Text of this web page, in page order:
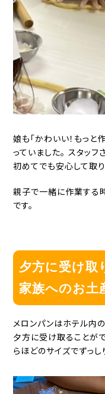
娘も「かわいい！もっと
っていました。 スタッフ
初めてでも安心して取り
親子で一緒に作業する
です。
夕方に受け取
家族へのお土
メロンパンはホテル内
夕方に受け取ることが
らほどのサイズでずっし